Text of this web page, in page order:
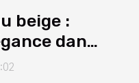
beige :
dans